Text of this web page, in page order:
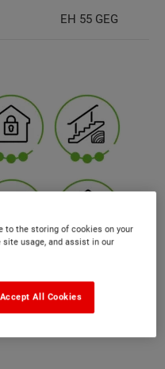
EH 55 GEG
to the storing of cookies on your
site usage, and assist in our
Accept All Cookies